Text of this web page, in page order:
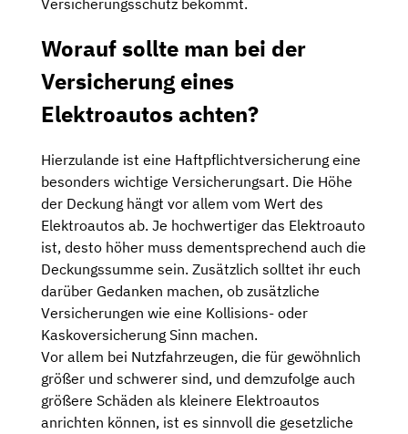
Worauf sollte man bei der
Versicherung eines
Elektroautos achten?
Hierzulande ist eine Haftpflichtversicherung eine
besonders wichtige Versicherungsart. Die Höhe
der Deckung hängt vor allem vom Wert des
Elektroautos ab. Je hochwertiger das Elektroauto
ist, desto höher muss dementsprechend auch die
Deckungssumme sein. Zusätzlich solltet ihr euch
darüber Gedanken machen, ob zusätzliche
Versicherungen wie eine Kollisions- oder
Kaskoversicherung Sinn machen.
Vor allem bei Nutzfahrzeugen, die für gewöhnlich
größer und schwerer sind, und demzufolge auch
größere Schäden als kleinere Elektroautos
anrichten können, ist es sinnvoll die gesetzliche